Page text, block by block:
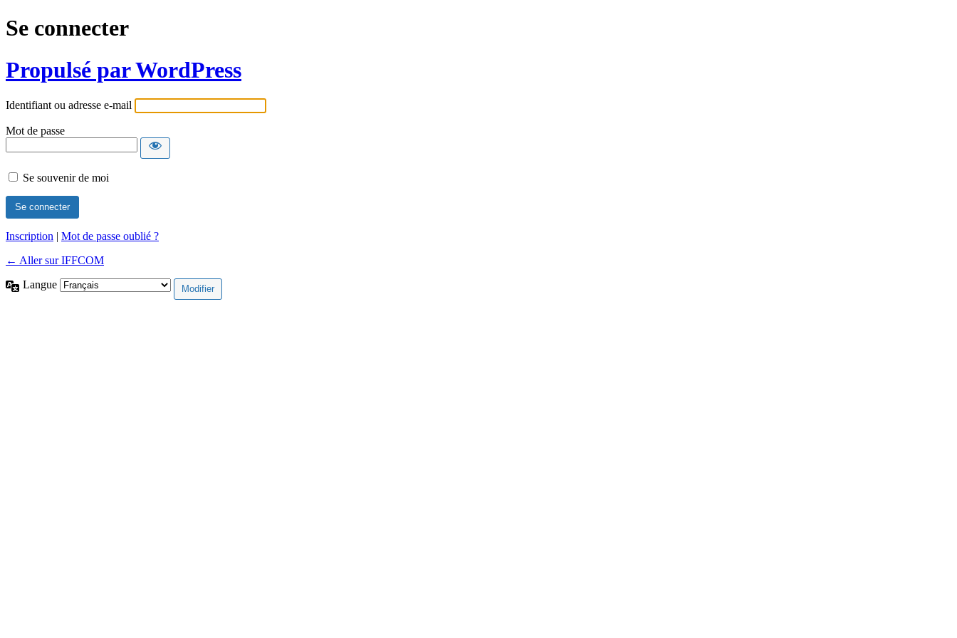
Se connecter
Propulsé par WordPress
Identifiant ou adresse e-mail
Mot de passe
Se souvenir de moi
Inscription | Mot de passe oublié ?
← Aller sur IFFCOM
Langue